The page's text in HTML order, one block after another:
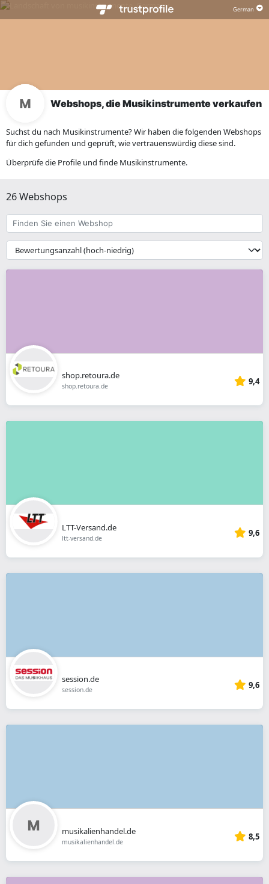
Webshops, die Musikinstrumente verkaufen
Suchst du nach Musikinstrumente? Wir haben die folgenden Webshops
für dich gefunden und geprüft, wie vertrauenswürdig diese sind.
Überprüfe die Profile und finde Musikinstrumente.
26 Webshops
Finden
Sie
einen
Webshop
{{
__('Sort')
}}
shop.retoura.de
shop.retoura.de 9,4
LTT-Versand.de
ltt-versand.de 9,6
session.de
session.de 9,6
musikalienhandel.de
musikalienhandel.de 8,5